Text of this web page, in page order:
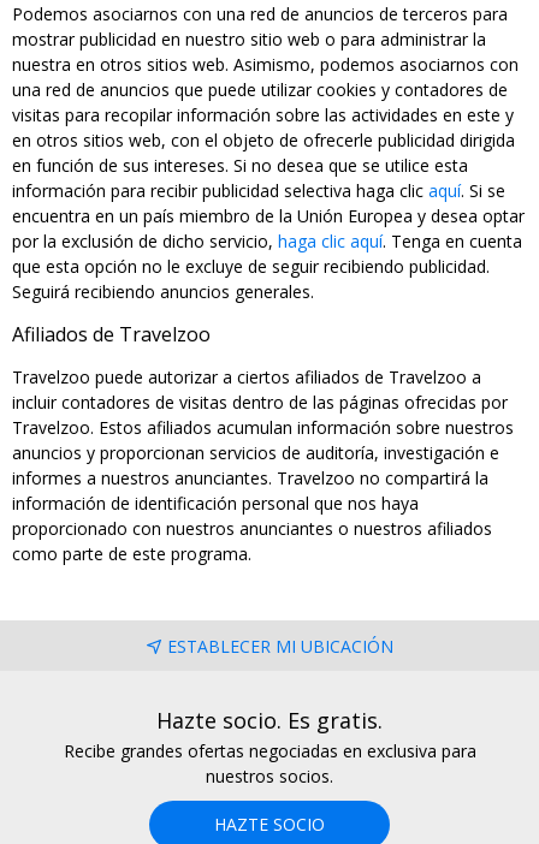
Podemos asociarnos con una red de anuncios de terceros para
mostrar publicidad en nuestro sitio web o para administrar la
nuestra en otros sitios web. Asimismo, podemos asociarnos con
una red de anuncios que puede utilizar cookies y contadores de
visitas para recopilar información sobre las actividades en este y
en otros sitios web, con el objeto de ofrecerle publicidad dirigida
en función de sus intereses. Si no desea que se utilice esta
información para recibir publicidad selectiva haga clic aquí. Si se
encuentra en un país miembro de la Unión Europea y desea optar
por la exclusión de dicho servicio, haga clic aquí. Tenga en cuenta
que esta opción no le excluye de seguir recibiendo publicidad.
Seguirá recibiendo anuncios generales.
Afiliados de Travelzoo
Travelzoo puede autorizar a ciertos afiliados de Travelzoo a
incluir contadores de visitas dentro de las páginas ofrecidas por
Travelzoo. Estos afiliados acumulan información sobre nuestros
anuncios y proporcionan servicios de auditoría, investigación e
informes a nuestros anunciantes. Travelzoo no compartirá la
información de identificación personal que nos haya
proporcionado con nuestros anunciantes o nuestros afiliados
como parte de este programa.
ESTABLECER MI UBICACIÓN
Hazte socio. Es gratis.
Recibe grandes ofertas negociadas en exclusiva para
nuestros socios.
HAZTE SOCIO